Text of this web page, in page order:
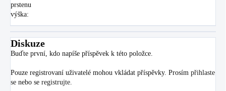
prstenu
výška:
Diskuze
Buďte první, kdo napíše příspěvek k této položce.
Pouze registrovaní uživatelé mohou vkládat příspěvky. Prosím přihlaste
se nebo se registrujte